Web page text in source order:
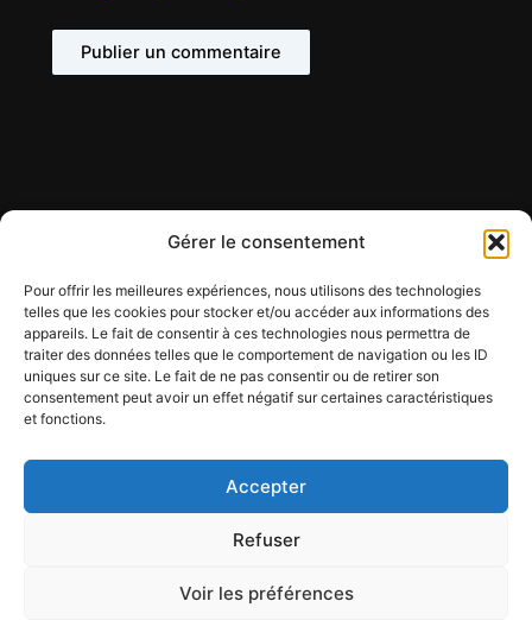
Gérer le consentement
Pour offrir les meilleures expériences, nous utilisons des technologies
telles que les cookies pour stocker et/ou accéder aux informations des
appareils. Le fait de consentir à ces technologies nous permettra de
traiter des données telles que le comportement de navigation ou les ID
uniques sur ce site. Le fait de ne pas consentir ou de retirer son
consentement peut avoir un effet négatif sur certaines caractéristiques
et fonctions.
Accepter
Refuser
Voir les préférences
Contact
Mentions légales
Conditions générales d'utilisation
Conditions générales de vente
Copyright © 2026